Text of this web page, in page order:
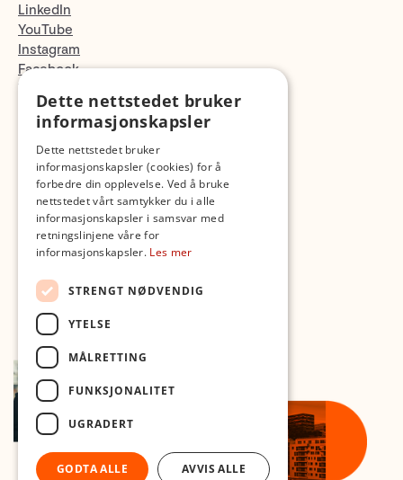
LinkedIn
YouTube
Instagram
Facebook
TikTok
Fotopodden
Med forbehold om skrive- og lagerfeil
Dette nettstedet bruker
informasjonskapsler
Dette nettstedet bruker
informasjonskapsler (cookies) for å
forbedre din opplevelse. Ved å bruke
nettstedet vårt samtykker du i alle
informasjonskapsler i samsvar med
retningslinjene våre for
informasjonskapsler. Les mer
STRENGT NØDVENDIG
YTELSE
MÅLRETTING
FUNKSJONALITET
UGRADERT
GODTA ALLE AVVIS ALLE